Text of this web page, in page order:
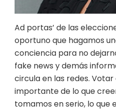
Ad portas’ de las
oportuno que hagamos
conciencia para no
fake news y demás
circula en las redes.
importante de lo que
tomamos en serio, lo que